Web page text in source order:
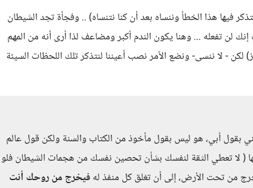
فيها هذا الخطأ وننساه بعد أن كنا نتنساه) .. وفجأة تجد الشيطان
لن تفعله ... وهنا يكون الندم أكبر ومضاعف لذا أرى أنه من المهم
لكن - لا ننسى- ونضع الأمر نصب أعيننا لنتذكر تلك اللحظات السيئة
بقول أبي، هو ليس بقول مأخوذ من الكتاب والسنة ولكن قول عالم
( لا تعطي الثقة لنفسك بشأن تحصين نفسك من هجمات الشيطان فلو
من تحت الأرض، إلى أن تغلق كل منفذ لهفيخرج من روحك أنت